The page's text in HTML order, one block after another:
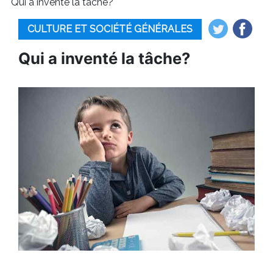
CULTURE ET SOCIÉTÉ GÉNÉRALES
Qui a inventé la tâche?